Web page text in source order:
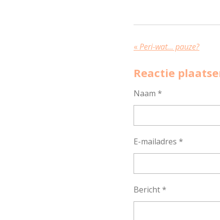
«Peri-wat... pauze?
Reactie
Naam *
E-mailadres *
Bericht *